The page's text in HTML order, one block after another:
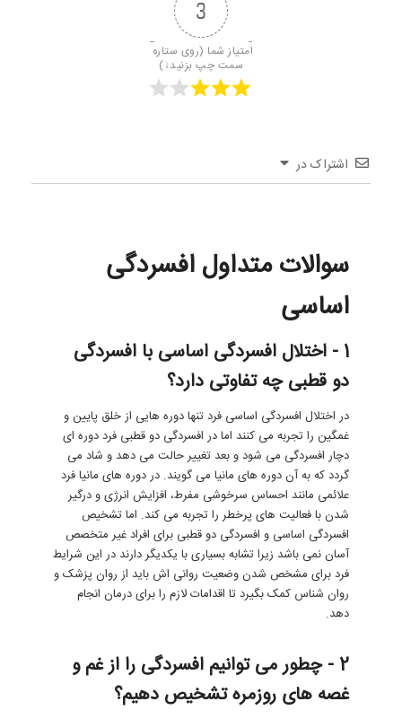
3
امتیاز شما (روی ستاره
سمت چپ بزنید↓)
اشتراک در
سوالات متداول افسردگی
اساسی
1 - اختلال افسردگی اساسی با افسردگی
دو قطبی چه تفاوتی دارد؟
در اختلال افسردگی اساسی فرد تنها دوره هایی از خلق پایین و
غمگین را تجربه می کنند اما در افسردگی دو قطبی فرد دوره ای
دچار افسردگی می شود و بعد تغییر حالت می دهد و شاد می
گردد که به آن دوره های مانیا می گویند. در دوره های مانیا فرد
علائمی مانند احساس سرخوشی مفرط، افزایش انرژی و درگیر
شدن با فعالیت های پرخطر را تجربه می کند. اما تشخیص
افسردگی اساسی و افسردگی دو قطبی برای افراد غیر متخصص
آسان نمی باشد زیرا تشابه بسیاری با یکدیگر دارند در این شرایط
فرد برای مشخص شدن وضعیت روانی اش باید از روان پزشک و
روان شناس کمک بگیرد تا اقدامات لازم را برای درمان انجام
دهد.
2 - چطور می توانیم افسردگی را از غم و
غصه های روزمره تشخیص دهیم؟